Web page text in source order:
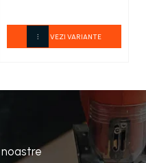
VEZI VARIANTE